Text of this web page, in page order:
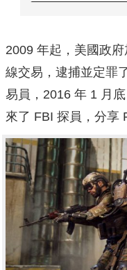
2009 年起，美國政
線交易，逮捕並定罪
易員，2016 年 1 月
來了 FBI 探員，分享